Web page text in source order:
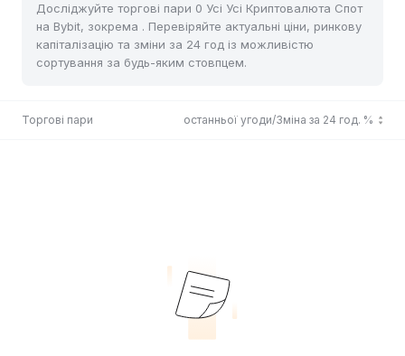
Досліджуйте торгові пари 0 Усі Усі Криптовалюта Спот
на Bybit, зокрема . Перевіряйте актуальні ціни, ринкову
капіталізацію та зміни за 24 год із можливістю
сортування за будь-яким стовпцем.
Торгові пари Ціна останньої угоди/Зміна за 24 год. %